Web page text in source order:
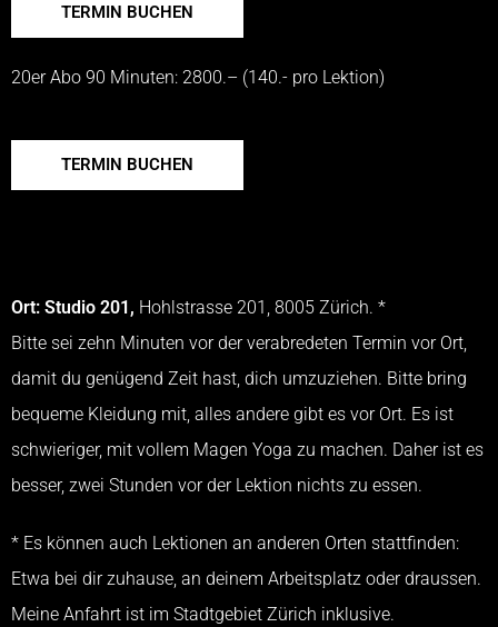
TERMIN BUCHEN
20er Abo 90 Minuten: 2800.– (140.- pro Lektion)
TERMIN BUCHEN
Ort: Studio 201, Hohlstrasse 201, 8005 Zürich. *
Bitte sei zehn Minuten vor der verabredeten Termin vor Ort,
damit du genügend Zeit hast, dich umzuziehen. Bitte bring
bequeme Kleidung mit, alles andere gibt es vor Ort. Es ist
schwieriger, mit vollem Magen Yoga zu machen. Daher ist es
besser, zwei Stunden vor der Lektion nichts zu essen.
* Es können auch Lektionen an anderen Orten stattfinden:
Etwa bei dir zuhause, an deinem Arbeitsplatz oder draussen.
Meine Anfahrt ist im Stadtgebiet Zürich inklusive.